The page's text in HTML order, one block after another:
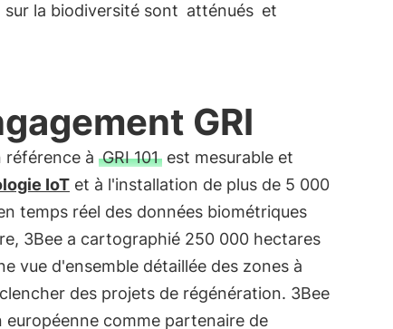
sur la biodiversité sont atténués et
GRI
référence à GRI 101est mesurable et
IoTet à l'installation de plus de 5 000
temps réel des données biométriques
3Bee a cartographié 250 000 hectares
vue d'ensemble détaillée des zones à
des projets de régénération. 3Bee
européenne comme partenaire de